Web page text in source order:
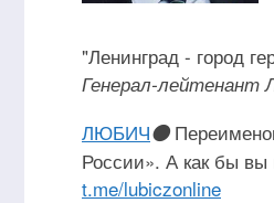
"Ленинград - город
Генерал-лейтенант
ЛЮБИЧ🟠
России». А как бы
t.me/lubiczonline